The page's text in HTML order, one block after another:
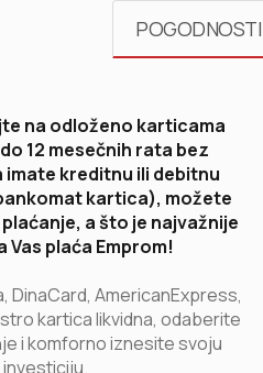
na odloženo karticama
12 mesečnih rata bez
imate kreditnu ili debitnu
kartica), možete
a što je najvažnije
Vas plaća Emprom!
DinaCard, AmericanExpress,
kartica likvidna, odaberite
i komforno iznesite svoju
investiciju.